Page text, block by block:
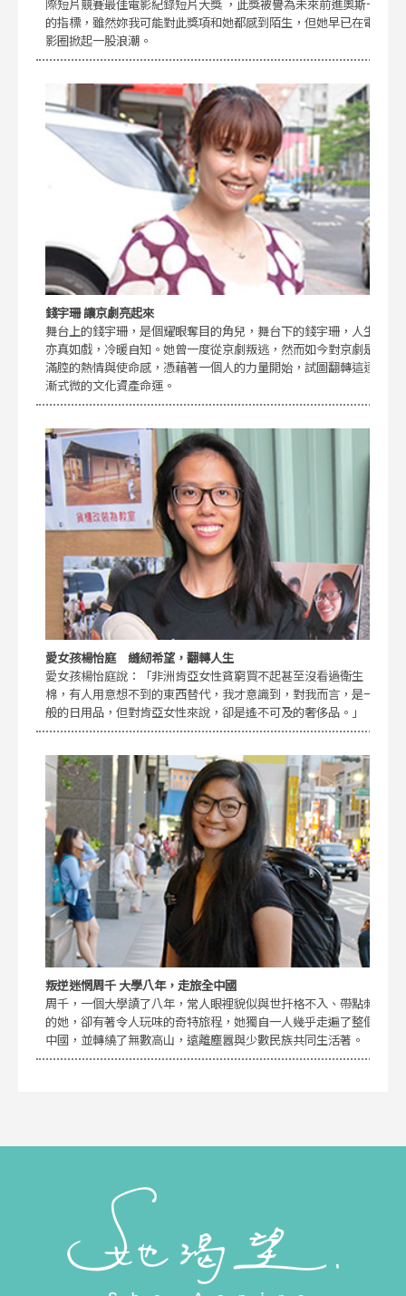
際短片競賽最佳電影紀錄短片大獎 ，此獎被譽為未來前進奧斯卡
的指標，雖然妳我可能對此獎項和她都感到陌生，但她早已在電
影圈掀起一股浪潮。
錢宇珊 讓京劇亮起來
舞台上的錢宇珊，是個耀眼奪目的角兒，舞台下的錢宇珊，人生
亦真如戲，冷暖自知。她曾一度從京劇叛逃，然而如今對京劇是
滿腔的熱情與使命感，憑藉著一個人的力量開始，試圖翻轉這逐
漸式微的文化資產命運。
愛女孩楊怡庭 縫紉希望，翻轉人生
愛女孩楊怡庭說：「非洲肯亞女性貧窮買不起甚至沒看過衛生
棉，有人用意想不到的東西替代，我才意識到，對我而言，是一
般的日用品，但對肯亞女性來說，卻是遙不可及的奢侈品。」
叛逆迷惘周千 大學八年，走旅全中國
周千，一個大學讀了八年，常人眼裡貌似與世扞格不入、帶點刺
的她，卻有著令人玩味的奇特旅程，她獨自一人幾乎走遍了整個
中國，並轉繞了無數高山，遠離塵囂與少數民族共同生活著。